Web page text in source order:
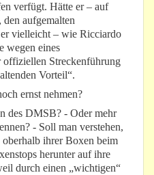
verfügt. Hätte er – auf
den aufgemalten
vielleicht – wie Ricciardo
wegen eines
offiziellen Streckenführung
Vorteil“.
ernst nehmen?
des DMSB? - Oder mehr
- Soll man verstehen,
ihrer Boxen beim
herunter auf ihre
durch einen „wichtigen“